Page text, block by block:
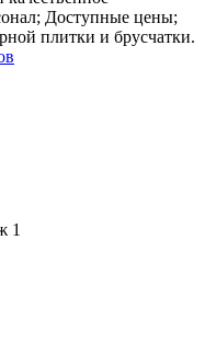
Доступные цены;
плитки и брусчатки.
1